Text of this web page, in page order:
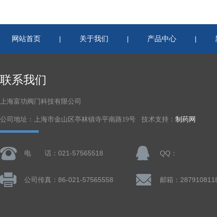
网站首页 | 关于我们 | 产品中心 |
联系我们
上海富功阀门科技有限公司
公司地址：上海市金山区亭林镇寺平南路19号 技术支持： 制药网
电 话：021-57565518 QQ：
公司传真：86-021-57565558 邮箱：